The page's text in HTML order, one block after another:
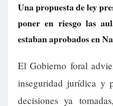
Una propuesta de ley
poner en riesgo las
estaban aprobados en
El Gobierno foral
inseguridad jurídica y
decisiones ya